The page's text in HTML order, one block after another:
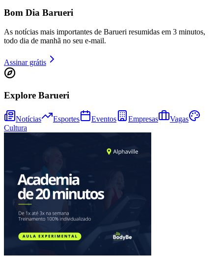
Ceará
Bom Dia Barueri
As notícias mais importantes de Barueri resumidas em 3 minutos,
todo dia de manhã no seu e-mail.
Assinar grátis
Explore Barueri
Notícias Esportes Eventos Empresas
Vagas
Cultura